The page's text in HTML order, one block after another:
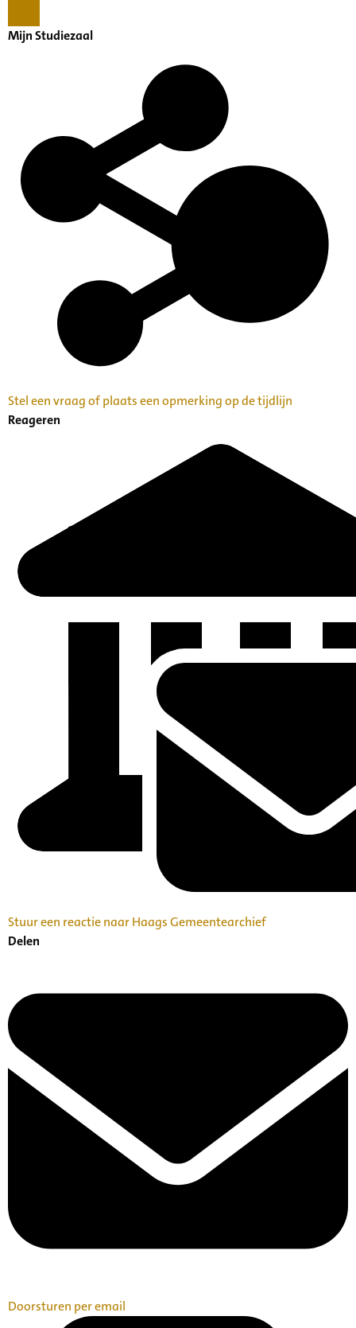
Mijn Studiezaal
Stel een vraag of plaats een opmerking op de tijdlijn
Reageren
Stuur een reactie naar Haags Gemeentearchief
Delen
Doorsturen per email